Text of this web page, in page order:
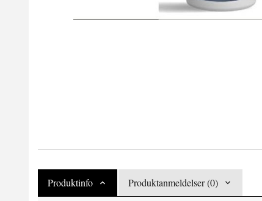
Produktinfo Produktanmeldelser (0)